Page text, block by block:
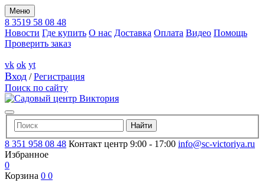
Меню
8 3519 58 08 48
Новости Где купить О нас Доставка Оплата Видео Помощь
Проверить заказ
vk ok yt
Вход /Регистрация
Поиск по сайту
8 351 958 08 48 Контакт центр 9:00 - 17:00 info@sc-victoriya.ru
Избранное
0
Корзина 0 0